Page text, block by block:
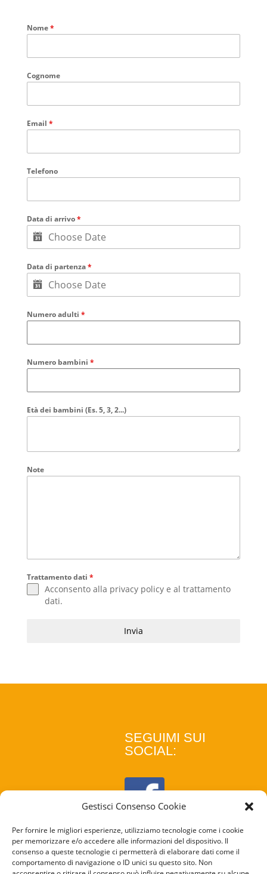
Gestisci Consenso Cookie
Per fornire le migliori esperienze, utilizziamo tecnologie come i cookie
per memorizzare e/o accedere alle informazioni del dispositivo. Il
consenso a queste tecnologie ci permetterà di elaborare dati come il
comportamento di navigazione o ID unici su questo sito. Non
Nome*
Cognome
Email *
Telefono
Data di arrivo*
Data di partenza*
Numero adulti *
Numero bambini *
Età dei bambini (Es. 5, 3, 2...)
Note
Trattamento dati *
Acconsento alla privacy policye al trattamento
dati.
Invia
SEGUIMI SUI
SOCIAL: